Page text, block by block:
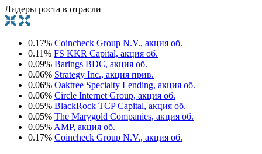
Лидеры роста в отрасли
0.17% Coincheck Group N.V., акция об.
0.11% FS KKR Capital, акция об.
0.09% Barings BDC, акция об.
0.06% Strategy Inc., акция прив.
0.06% Oaktree Specialty Lending, акция об.
0.06% Circle Internet Group, акция об.
0.05% BlackRock TCP Capital, акция об.
0.05% The Marygold Companies, акция об.
0.05% AMP, акция об.
0.17% Coincheck Group N.V., акция об.